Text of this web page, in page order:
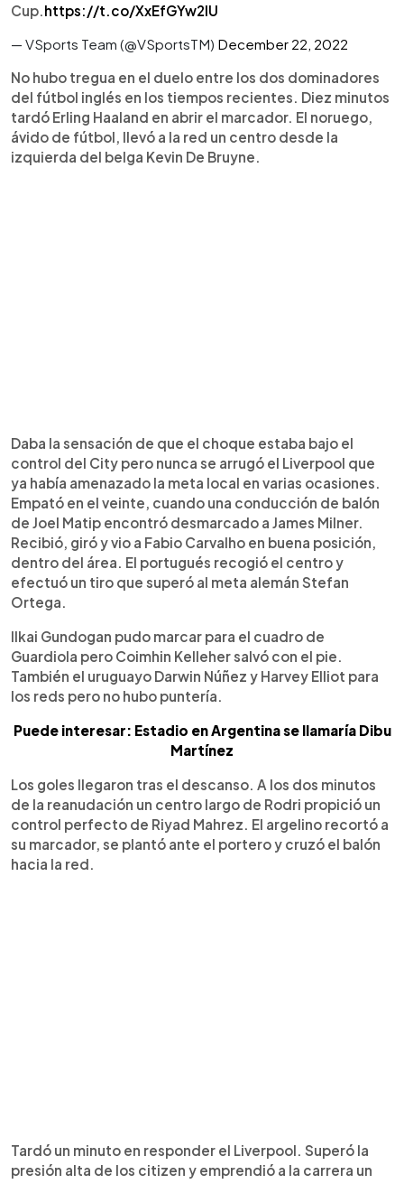
Cup. https://t.co/XxEfGYw2IU
— VSports Team (@VSportsTM) December 22, 2022
No hubo tregua en el duelo entre los dos dominadores
del fútbol inglés en los tiempos recientes. Diez minutos
tardó Erling Haaland en abrir el marcador. El noruego,
ávido de fútbol, llevó a la red un centro desde la
izquierda del belga Kevin De Bruyne.
Daba la sensación de que el choque estaba bajo el
control del City pero nunca se arrugó el Liverpool que
ya había amenazado la meta local en varias ocasiones.
Empató en el veinte, cuando una conducción de balón
de Joel Matip encontró desmarcado a James Milner.
Recibió, giró y vio a Fabio Carvalho en buena posición,
dentro del área. El portugués recogió el centro y
efectuó un tiro que superó al meta alemán Stefan
Ortega.
Ilkai Gundogan pudo marcar para el cuadro de
Guardiola pero Coimhin Kelleher salvó con el pie.
También el uruguayo Darwin Núñez y Harvey Elliot para
los reds pero no hubo puntería.
Puede interesar: Estadio en Argentina se llamaría Dibu
Martínez
Los goles llegaron tras el descanso. A los dos minutos
de la reanudación un centro largo de Rodri propició un
control perfecto de Riyad Mahrez. El argelino recortó a
su marcador, se plantó ante el portero y cruzó el balón
hacia la red.
Tardó un minuto en responder el Liverpool. Superó la
presión alta de los citizen y emprendió a la carrera un